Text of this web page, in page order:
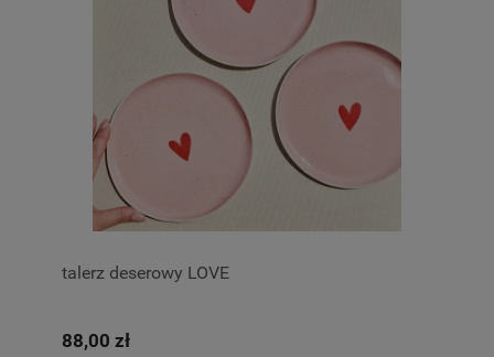
talerz deserowy LOVE
88,00 zł